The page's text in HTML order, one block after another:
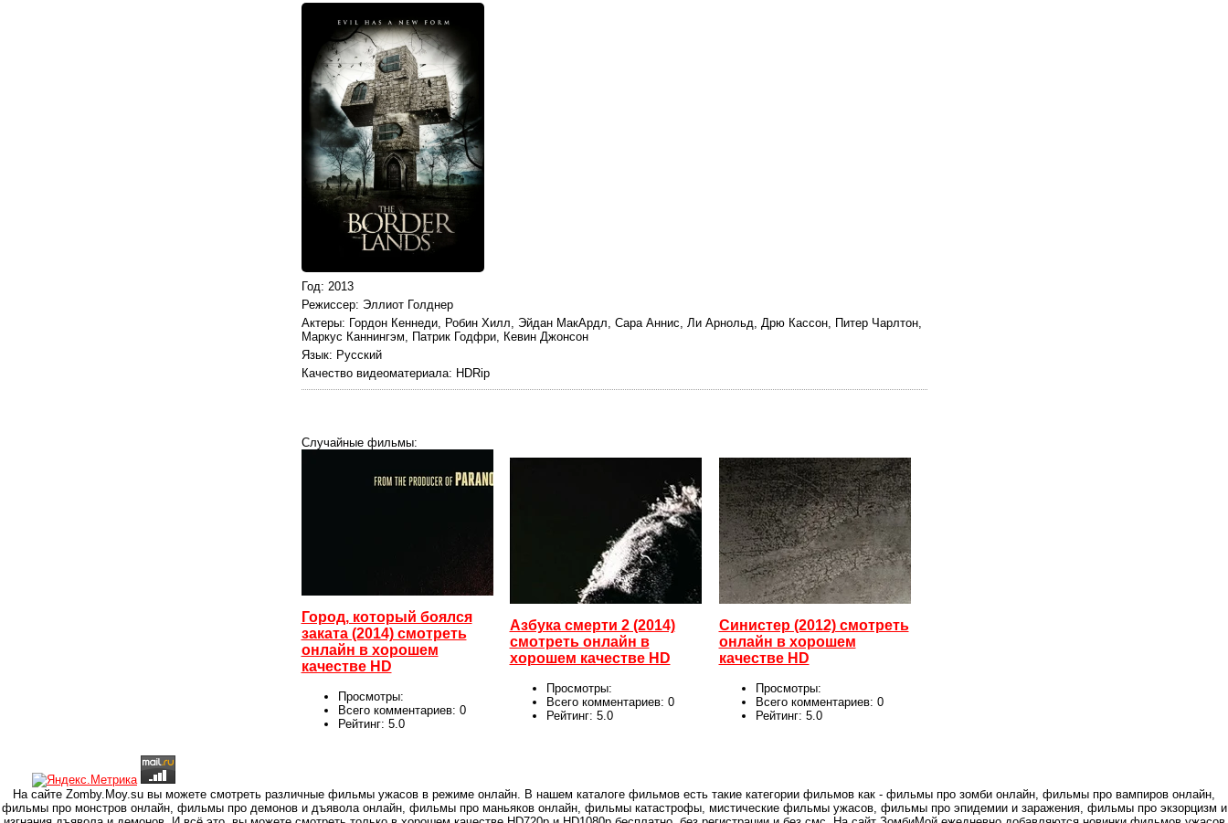
Год: 2013
Режиссер: Эллиот Голднер
Актеры: Гордон Кеннеди, Робин Хилл, Эйдан МакАрдл, Сара Аннис, Ли Арнольд, Дрю Кассон, Питер Чарлтон,
Маркус Каннингэм, Патрик Годфри, Кевин Джонсон
Язык: Русский
Качество видеоматериала: HDRip
Случайные фильмы:
Город, который боялся
заката (2014) смотреть
онлайн в хорошем
качестве HD
Просмотры:
Всего комментариев: 0
Рейтинг: 5.0
Азбука смерти 2 (2014)
смотреть онлайн в
хорошем качестве HD
Просмотры:
Всего комментариев: 0
Рейтинг: 5.0
Синистер (2012) смотреть
онлайн в хорошем
качестве HD
Просмотры:
Всего комментариев: 0
Рейтинг: 5.0
На сайте Zomby.Moy.su вы можете смотреть различные фильмы ужасов в режиме онлайн. В нашем каталоге фильмов есть такие категории фильмов как - фильмы про зомби онлайн, фильмы про вампиров онлайн,
фильмы про монстров онлайн, фильмы про демонов и дъявола онлайн, фильмы про маньяков онлайн, фильмы катастрофы, мистические фильмы ужасов, фильмы про эпидемии и заражения, фильмы про экзорцизм и